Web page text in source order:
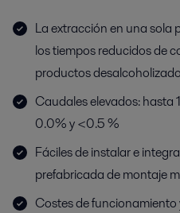
La extracción en una sola
los tiempos reducidos de
productos
Caudales elevados:
0.0% y <0.5 %
Fáciles de instalar e
prefabricada de montaje
Costes de